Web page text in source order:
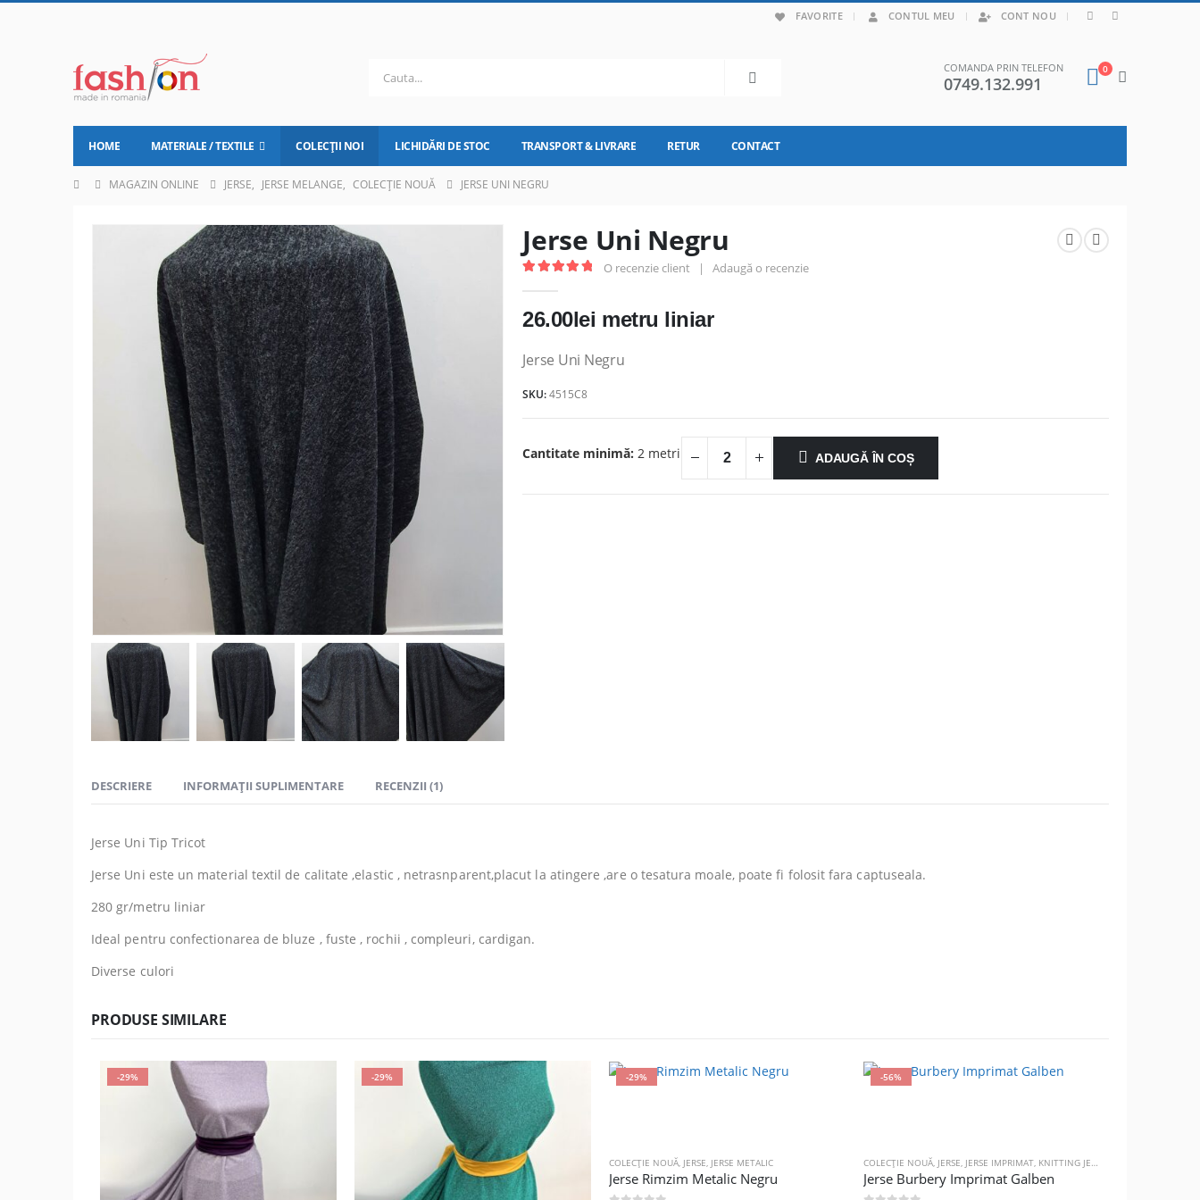
FAVORITE CONTUL MEU CONT NOU |
COMANDA PRIN TELEFON
0749.132.991
0
HOME MATERIALE / TEXTILE COLECȚII NOI LICHIDĂRI DE STOC TRANSPORT & LIVRARE RETUR CONTACT
MAGAZIN ONLINE JERSE, JERSE MELANGE, COLECȚIE NOUĂ JERSE UNI NEGRU
Jerse Uni Negru
O recenzie client | Adaugă o recenzie
26.00lei metru liniar
Jerse Uni Negru
SKU:4515C8
Cantitate minimă: 2 metri ADAUGĂ ÎN COȘ
DESCRIERE INFORMAȚII SUPLIMENTARE RECENZII (1)
Jerse Uni Tip Tricot
Jerse Uni este un material textil de calitate ,elastic , netrasnparent,placut la atingere ,are o tesatura moale, poate fi folosit fara captuseala.
280 gr/metru liniar
Ideal pentru confectionarea de bluze , fuste , rochii , compleuri, cardigan.
Diverse culori
PRODUSE SIMILARE
-29% -29% -29%
COLECȚIE NOUĂ, JERSE, JERSE METALIC
Jerse Rimzim Metalic Negru
-56%
COLECȚIE NOUĂ, JERSE, JERSE IMPRIMAT, KNITTING JERSE IMPRIMAT BURBERRY
Jerse Burbery Imprimat Galben